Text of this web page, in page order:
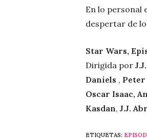
En lo personal
despertar de
Star Wars,
Dirigida por
Daniels ,
Oscar Isaac,
Kasdan, J.J.
ETIQUETAS: